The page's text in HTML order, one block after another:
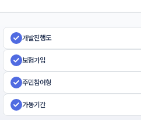
개발진행도
보험가입
주민참여형
가동기간